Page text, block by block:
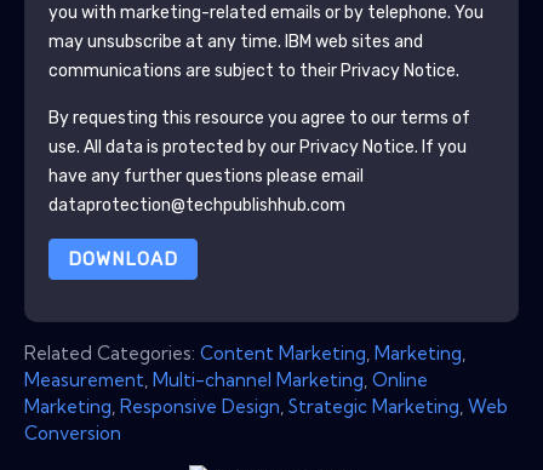
you with marketing-related emails or by telephone. You
may unsubscribe at any time. IBM web sites and
communications are subject to their Privacy Notice.
By requesting this resource you agree to our terms of
use. All data is protected by our Privacy Notice. If you
have any further questions please email
dataprotection@techpublishhub.com
DOWNLOAD
Related Categories: Content Marketing Marketing
Measurement Multi-channel Marketing Online
Marketing Responsive Design Strategic Marketing Web
Conversion